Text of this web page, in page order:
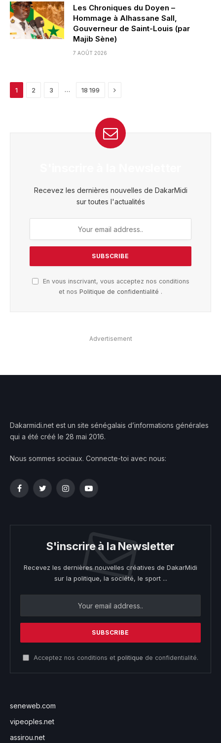
Les Chroniques du Doyen –
Hommage à Alhassane Sall,
Gouverneur de Saint-Louis (par
Majib Sène)
7 AOÛT 2026
1 2 3 … 18 199 Next
Recevez les dernières nouvelles de DakarMidi
sur toutes l'actualités
En vous inscrivant, vous acceptez nos conditions
et nos Politique de confidentialité .
Advertisement
Dakarmidi.net est un site sénégalais d’informations générales
qui a été créé le 28 mai 2016.
Nous sommes sociaux. Connecte-toi avec nous:
FacebookTwitterInstagramYouTube
S'inscrire à la Newsletter
Recevez les dernières nouvelles créatives de DakarMidi
sur la politique, la société, le sport ...
Acceptez nos conditions et politique de confidentialité.
seneweb.com
vipeoples.net
assirou.net